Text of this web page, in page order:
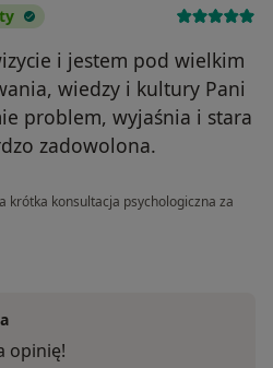
i jestem pod wielkim
wiedzy i kultury Pani
problem, wyjaśnia i stara
zadowolona.
krótka konsultacja psychologiczna za
opinię!